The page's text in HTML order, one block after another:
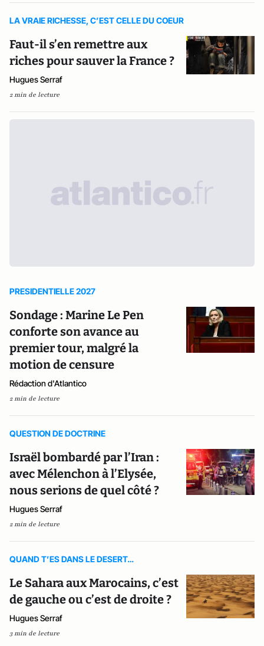
LA VRAIE RICHESSE, C’EST CELLE DU COEUR
Faut-il s’en remettre aux
riches pour sauver la France ?
Hugues Serraf
2 min de lecture
PRESIDENTIELLE 2027
Sondage : Marine Le Pen
conforte son avance au
premier tour, malgré la
motion de censure
Rédaction d'Atlantico
2 min de lecture
QUESTION DE DOCTRINE
Israël bombardé par l’Iran :
avec Mélenchon à l’Elysée,
nous serions de quel côté ?
Hugues Serraf
2 min de lecture
QUAND T’ES DANS LE DESERT…
Le Sahara aux Marocains, c’est
de gauche ou c’est de droite ?
Hugues Serraf
3 min de lecture